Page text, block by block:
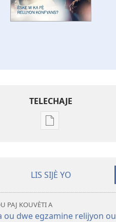
TELECHAJE
Opsyon
sou
PDF
ak
LIS SIJÈ YO
PAJ KOUVÈTI A
ou dwe egzamine relijyon ou